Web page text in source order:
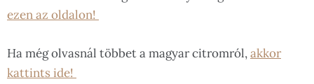
ezen az oldalon!
Ha még olvasnál többet a magyar citromról,akkor
kattints ide!